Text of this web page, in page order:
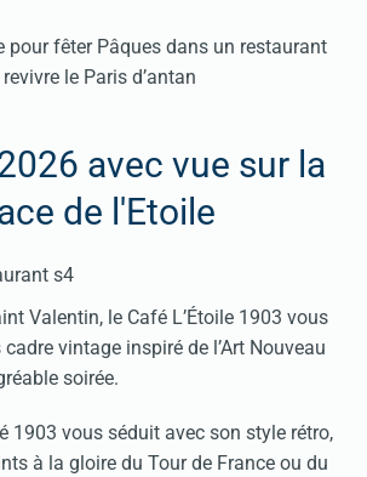
pour fêter Pâques dans un restaurant
le Paris d’antan
avec vue sur la
de l'Etoile
Valentin, le Café L’Étoile 1903 vous
vintage inspiré de l’Art Nouveau
soirée.
1903 vous séduit avec son style rétro,
à la gloire du Tour de France ou du